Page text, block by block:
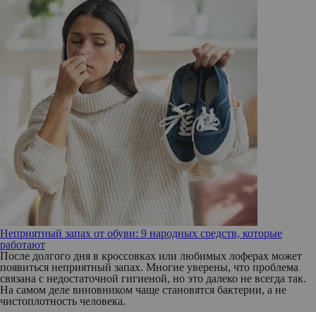
Неприятный запах от обуви: 9 народных средств, которые
работают
После долгого дня в кроссовках или любимых лоферах может
появиться неприятный запах. Многие уверены, что проблема
связана с недостаточной гигиеной, но это далеко не всегда так.
На самом деле виновником чаще становятся бактерии, а не
чистоплотность человека.